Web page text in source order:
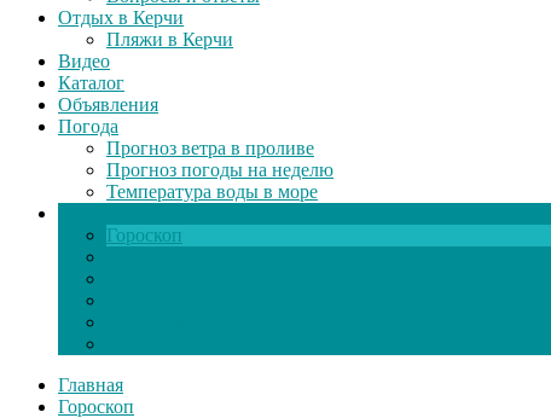
Отдых в Керчи
Пляжи в Керчи
Видео
Каталог
Объявления
Погода
Прогноз ветра в проливе
Прогноз погоды на неделю
Температура воды в море
Гороскоп
Главная
Гороскоп